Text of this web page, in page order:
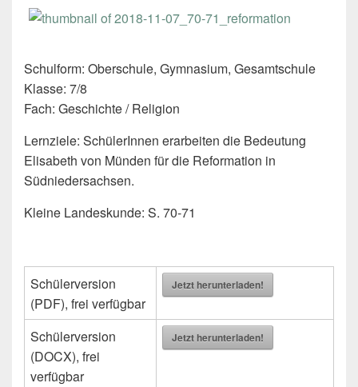
Schulform: Oberschule, Gymnasium, Gesamtschule
Klasse: 7/8
Fach: Geschichte / Religion
Lernziele: SchülerInnen erarbeiten die Bedeutung
Elisabeth von Münden für die Reformation in
Südniedersachsen.
Kleine Landeskunde: S. 70-71
Schülerversion
(PDF), frei verfügbar
Jetzt herunterladen!
Schülerversion
(DOCX), frei
verfügbar
Jetzt herunterladen!